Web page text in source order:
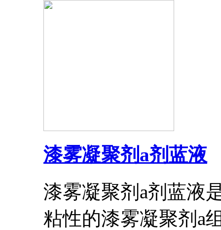
漆雾凝聚剂a剂蓝液
漆雾凝聚剂a剂蓝液
粘性的漆雾凝聚剂a